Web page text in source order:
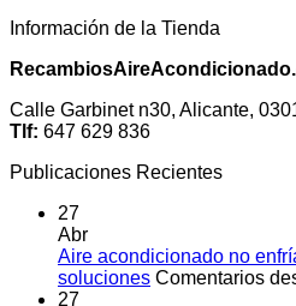
Información de la Tienda
Calle Garbinet n30, Alicante,
Tlf: 647 629 836
Publicaciones Recientes
27
Abr
Aire acondicionado no
soluciones Comentarios
27